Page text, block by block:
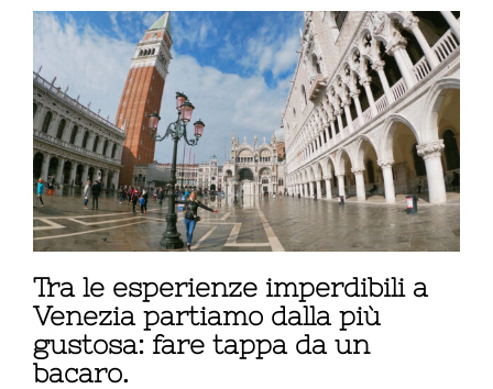
Tra le esperienze imperdibili a
Venezia partiamo dalla più
gustosa: fare tappa da un
bacaro.